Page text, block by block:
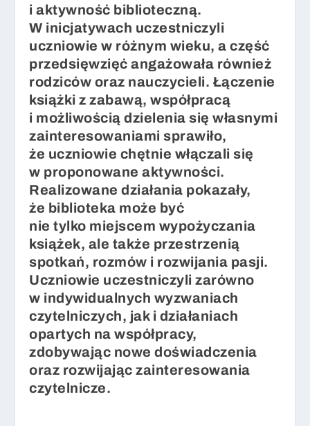
i aktywność biblioteczną.
W inicjatywach uczestniczyli
uczniowie w różnym wieku, a część
przedsięwzięć angażowała również
rodziców oraz nauczycieli. Łączenie
książki z zabawą, współpracą
i możliwością dzielenia się własnymi
zainteresowaniami sprawiło,
że uczniowie chętnie włączali się
w proponowane aktywności.
Realizowane działania pokazały,
że biblioteka może być
nie tylko miejscem wypożyczania
książek, ale także przestrzenią
spotkań, rozmów i rozwijania pasji.
Uczniowie uczestniczyli zarówno
w indywidualnych wyzwaniach
czytelniczych, jak i działaniach
opartych na współpracy,
zdobywając nowe doświadczenia
oraz rozwijając zainteresowania
czytelnicze.